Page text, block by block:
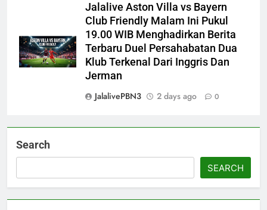
Jalalive Aston Villa vs Bayern
Club Friendly Malam Ini Pukul
19.00 WIB Menghadirkan Berita
Terbaru Duel Persahabatan Dua
Klub Terkenal Dari Inggris Dan
Jerman
JalalivePBN3
2 days ago 0
Search
SEARCH